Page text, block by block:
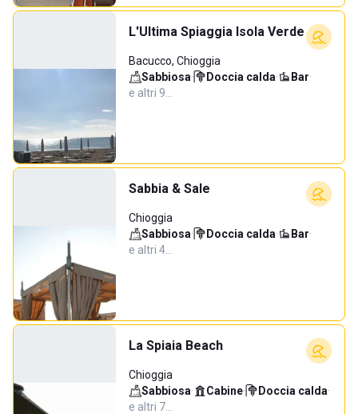
L'Ultima Spiaggia Isola Verde
Bacucco, Chioggia
Sabbiosa· Doccia calda· Bar·
e altri 9…
Sabbia & Sale
Chioggia
Sabbiosa· Doccia calda· Bar·
e altri 4…
La Spiaia Beach
Chioggia
Sabbiosa· Cabine· Doccia calda·
e altri 7…